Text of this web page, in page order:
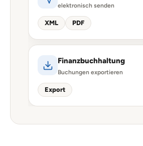
elektronisch senden
XML PDF
Finanzbuchhaltung
Buchungen exportieren
Export